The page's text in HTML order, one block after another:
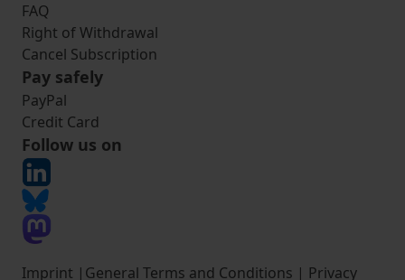
FAQ
Right of Withdrawal
Cancel Subscription
Pay safely
PayPal
Credit Card
Follow us on
Imprint | General Terms and Conditions | Privacy